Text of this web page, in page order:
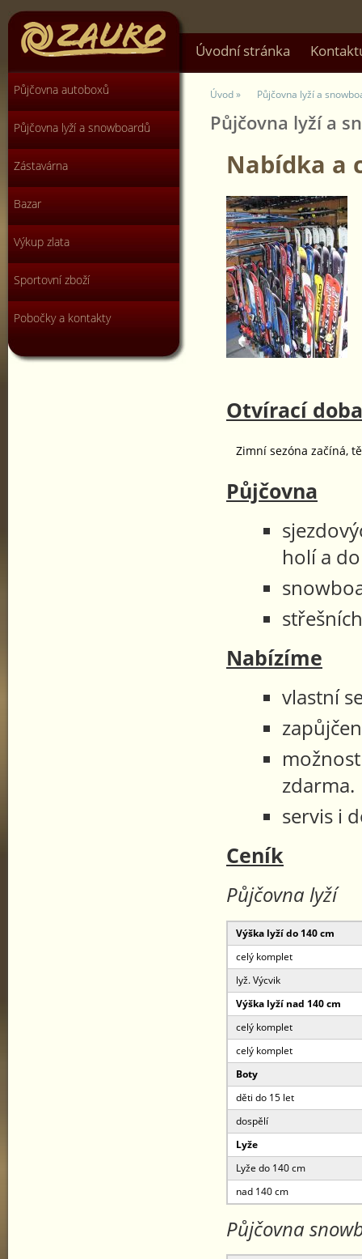
Úvodní stránka
Půjčovna autoboxů
Půjčovna lyží a snowboardů
Zástavárna
Bazar
Výkup zlata
Sportovní zboží
Pobočky a kontakty
Úvod » Půjčovna lyží a
Půjčovna lyží a
Nabídka a
Otvírací
Zimní sezóna začíná,
Půjčovna
holí a
Nabízíme
vlastní
zdarma.
servis i
Ceník
Půjčovna lyží
Výška lyží do 140 cm
celý komplet
lyž. Výcvik
Výška lyží nad 140 cm
celý komplet
celý komplet
Boty
děti do 15 let
dospělí
Lyže
Lyže do 140 cm
nad 140 cm
Půjčovna